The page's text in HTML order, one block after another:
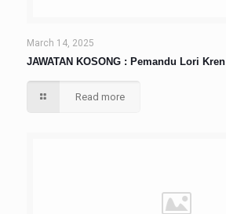
March 14, 2025
JAWATAN KOSONG : Pemandu Lori Kren
Read more